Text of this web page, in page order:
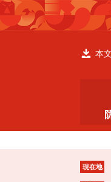
ペ
ー
メ
ニ
本
現在地